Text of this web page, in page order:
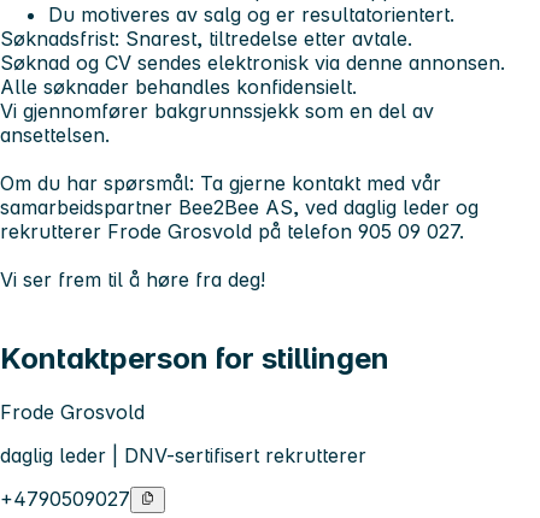
Du motiveres av salg og er resultatorientert.
Søknadsfrist: Snarest, tiltredelse etter avtale.
Søknad og CV sendes elektronisk via denne annonsen.
Alle søknader behandles konfidensielt.
Vi gjennomfører bakgrunnssjekk som en del av
ansettelsen.
Om du har spørsmål: Ta gjerne kontakt med vår
samarbeidspartner Bee2Bee AS, ved daglig leder og
rekrutterer Frode Grosvold på telefon 905 09 027.
Vi ser frem til å høre fra deg!
Kontaktperson for stillingen
Frode Grosvold
daglig leder | DNV-sertifisert rekrutterer
+4790509027